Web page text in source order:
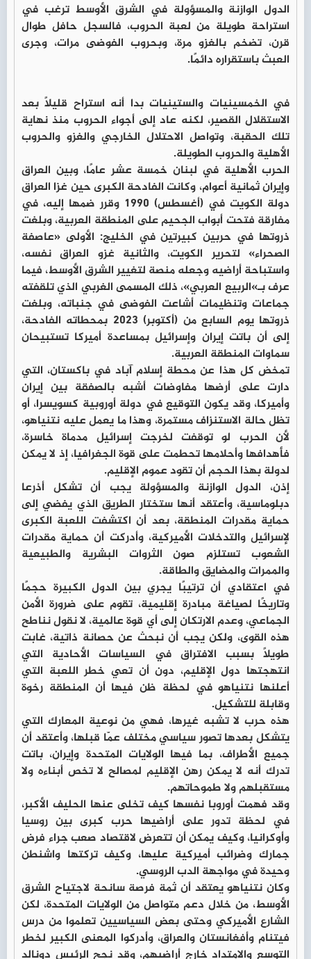
الدول الوازنة والمسؤولة في الشرق الأوسط ترغب في
استراحة طويلة من لعبة الحروب، فالسجل حافل طوال
قرن، تضخم بالغزو مرة، وبحروب الفوضى مرات، وجرى
العبث باستقراره دائمًا.
في الخمسينيات والستينيات بدا أنه استراح قليلًا بعد
الاستقلال القصير، لكنه عاد إلى أجواء الحروب منذ نهاية
تلك الحقبة، وتواصل الاحتلال الخارجي والغزو والحروب
الأهلية والحروب الطويلة.
الحرب الأهلية في لبنان خمسة عشر عامًا، وبين العراق
وإيران ثمانية أعوام، وكانت الفادحة الكبرى حين غزا العراق
دولة الكويت في (أغسطس) 1990 وقرر ضمها إليه، في
مفارقة فتحت أبواب الجحيم على المنطقة العربية، وبلغت
ذروتها في حربين كبيرتين في الخليج: الأولى «عاصفة
الصحراء» لتحرير الكويت، والثانية غزو العراق نفسه،
واستباحة أراضيه وجعله منصة لتغيير الشرق الأوسط، فيما
عرف بـ»الربيع العربي»، ذلك المسمى الغربي الذي تلقفته
جماعات وتنظيمات أشاعت الفوضى في جنباته، وبلغت
ذروتها يوم السابع من (أكتوبر) 2023 بمحطاته الفادحة،
إلى أن باتت إيران وإسرائيل بمساعدة أميركا تستبيحان
سماوات المنطقة العربية.
تمخض كل هذا عن محطة إسلام آباد في باكستان، التي
دارت على أرضها مفاوضات أشبه بالصفقة بين إيران
وأميركا، وقد يكون التوقيع في دولة أوروبية كسويسرا، أو
تظل حالة الاستنزاف مستمرة، وهذا ما يعمل عليه نتنياهو،
لأن الحرب لو توقفت لخرجت إسرائيل مدماة خاسرة،
فأهدافها وأحلامها تحطمت على قوة الجغرافيا، إذ لا يمكن
لدولة بهذا الحجم أن تقود عموم الإقليم.
إذن، الدول الوازنة والمسؤولة يجب أن تشكل أذرعا
دبلوماسية، وأعتقد أنها ستختار الطريق الذي يفضي إلى
حماية مقدرات المنطقة، بعد أن اكتشفت اللعبة الكبرى
لإسرائيل والتدخلات الأميركية، وأدركت أن حماية مقدرات
الشعوب تستلزم صون الثروات البشرية والطبيعية
والممرات والمضايق والطاقة.
في اعتقادي أن ترتيبًا يجري بين الدول الكبيرة حجمًا
وتاريخًا لصياغة مبادرة إقليمية، تقوم على ضرورة الأمن
الجماعي، وعدم الارتكان إلى أي قوة عالمية، لا نقول نناطح
هذه القوى، ولكن يجب أن نبحث عن حصانة ذاتية، غابت
طويلًا بسبب الافتراق في السياسات الأحادية التي
انتهجتها دول الإقليم، دون أن تعي خطر اللعبة التي
أعلنها نتنياهو في لحظة ظن فيها أن المنطقة رخوة
وقابلة للتشكيل.
هذه حرب لا تشبه غيرها، فهي من نوعية المعارك التي
يتشكل بعدها تصور سياسي مختلف عمّا قبلها، وأعتقد أن
جميع الأطراف، بما فيها الولايات المتحدة وإيران، باتت
تدرك أنه لا يمكن رهن الإقليم لمصالح لا تخص أبناءه ولا
مستقبلهم ولا طموحاتهم.
وقد فهمت أوروبا نفسها كيف تخلى عنها الحليف الأكبر،
في لحظة تدور على أراضيها حرب كبرى بين روسيا
وأوكرانيا، وكيف يمكن أن تتعرض لاقتصاد صعب جراء فرض
جمارك وضرائب أميركية عليها، وكيف تركتها واشنطن
وحيدة في مواجهة الدب الروسي.
وكان نتنياهو يعتقد أن ثمة فرصة سانحة لاجتياح الشرق
الأوسط، من خلال دعم متواصل من الولايات المتحدة، لكن
الشارع الأميركي وحتى بعض السياسيين تعلموا من درس
فيتنام وأفغانستان والعراق، وأدركوا المعنى الكبير لخطر
التوسع والامتداد خارج أراضيهم، وقد نجح الرئيس دونالد